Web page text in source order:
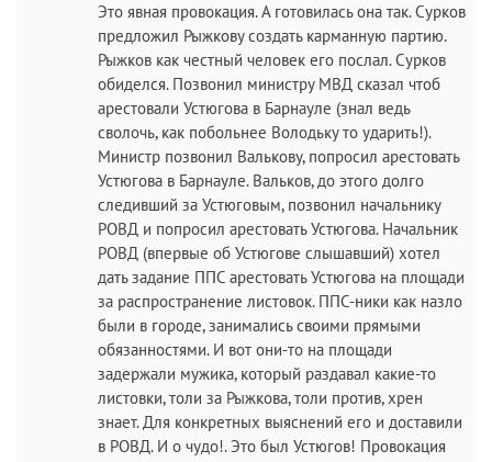
Это явная провокация. А готовилась она так. Сурков
предложил Рыжкову создать карманную партию.
Рыжков как честный человек его послал. Сурков
обиделся. Позвонил министру МВД сказал чтоб
арестовали Устюгова в Барнауле (знал ведь
сволочь, как побольнее Володьку то ударить!).
Министр позвонил Валькову, попросил арестовать
Устюгова в Барнауле. Вальков, до этого долго
следивший за Устюговым, позвонил начальнику
РОВД и попросил арестовать Устюгова. Начальник
РОВД (впервые об Устюгове слышавший) хотел
дать задание ППС арестовать Устюгова на площади
за распространение листовок. ППС-ники как назло
были в городе, занимались своими прямыми
обязанностями. И вот они-то на площади
задержали мужика, который раздавал какие-то
листовки, толи за Рыжкова, толи против, хрен
знает. Для конкретных выяснений его и доставили
в РОВД. И о чудо!. Это был Устюгов! Провокация